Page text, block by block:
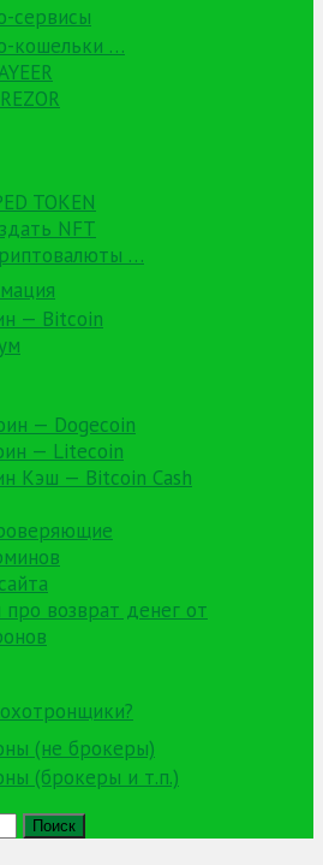
сервисы
кошельки …
TOKEN
NFT
…
— Bitcoin
— Dogecoin
— Litecoin
Кэш — Bitcoin Cash
про возврат денег от
(не брокеры)
(брокеры и т.п.)